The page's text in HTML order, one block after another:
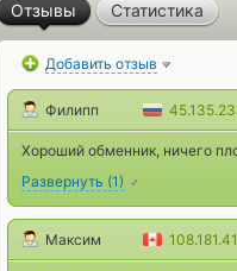
Отзывы Статистика
Добавить отзыв
Филипп
Хороший обменник, ничего
Развернуть (1)
Максим